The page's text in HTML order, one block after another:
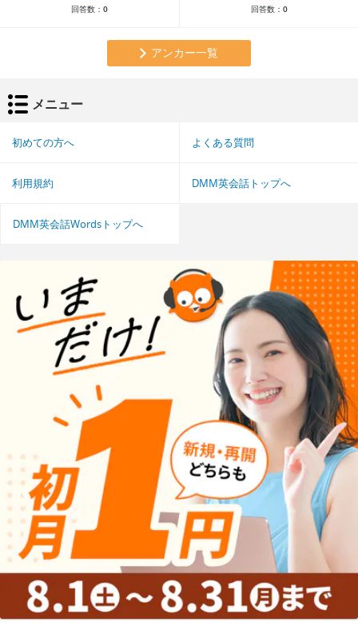
回答数： 0 回答数： 0
アンカー一覧
メニュー
初めての方へ よくある質問
利用規約 DMM英会話トップへ
DMM英会話Wordsトップへ